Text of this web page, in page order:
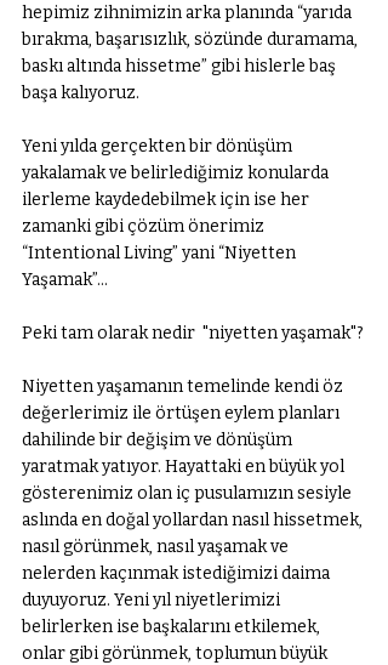
hepimiz zihnimizin arka planında “yarıda
bırakma, başarısızlık, sözünde duramama,
baskı altında hissetme” gibi hislerle baş
başa kalıyoruz.
Yeni yılda gerçekten bir dönüşüm
yakalamak ve belirlediğimiz konularda
ilerleme kaydedebilmek için ise her
zamanki gibi çözüm önerimiz
“Intentional Living” yani “Niyetten
Yaşamak”…
Peki tam olarak nedir  "niyetten yaşamak"?
Niyetten yaşamanın temelinde kendi öz
değerlerimiz ile örtüşen eylem planları
dahilinde bir değişim ve dönüşüm
yaratmak yatıyor. Hayattaki en büyük yol
gösterenimiz olan iç pusulamızın sesiyle
aslında en doğal yollardan nasıl hissetmek,
nasıl görünmek, nasıl yaşamak ve
nelerden kaçınmak istediğimizi daima
duyuyoruz. Yeni yıl niyetlerimizi
belirlerken ise başkalarını etkilemek,
onlar gibi görünmek, toplumun büyük